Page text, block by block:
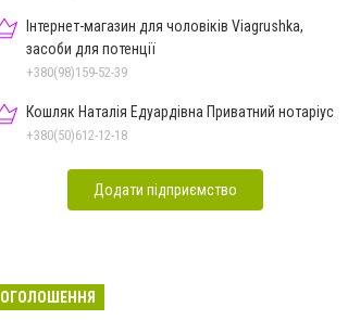
Інтернет-магазин для чоловіків Viagrushka,
засоби для потенції
+380(98)159-52-39
Кошляк Наталія Едуардівна Приватний нотаріус
+380(50)612-12-18
Додати підприємство
ОГОЛОШЕННЯ